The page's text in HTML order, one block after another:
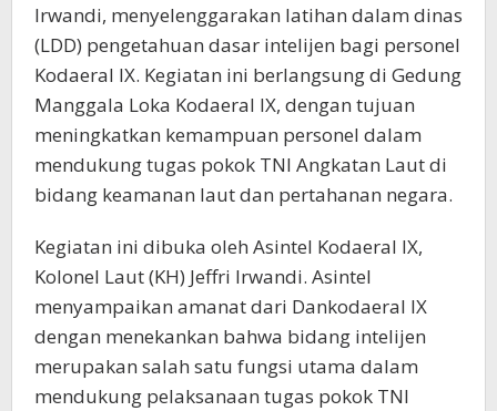
Irwandi, menyelenggarakan latihan dalam dinas
(LDD) pengetahuan dasar intelijen bagi personel
Kodaeral IX. Kegiatan ini berlangsung di Gedung
Manggala Loka Kodaeral IX, dengan tujuan
meningkatkan kemampuan personel dalam
mendukung tugas pokok TNI Angkatan Laut di
bidang keamanan laut dan pertahanan negara.
Kegiatan ini dibuka oleh Asintel Kodaeral IX,
Kolonel Laut (KH) Jeffri Irwandi. Asintel
menyampaikan amanat dari Dankodaeral IX
dengan menekankan bahwa bidang intelijen
merupakan salah satu fungsi utama dalam
mendukung pelaksanaan tugas pokok TNI